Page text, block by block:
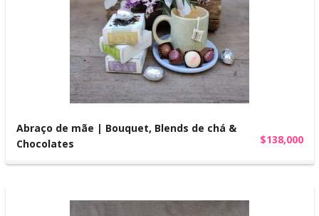
Abraço de mãe | Bouquet, Blends de chá &
Chocolates
$138,000